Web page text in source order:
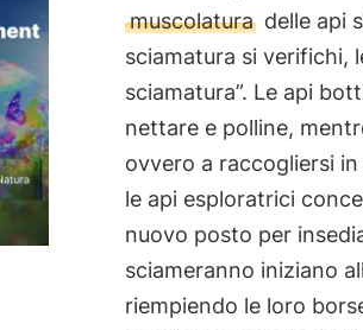
muscolatura delle api
sciamatura si verifichi,
sciamatura”. Le api
nettare e polline,
ovvero a raccogliersi in
le api esploratrici
nuovo posto per
sciameranno iniziano
riempiendo le loro